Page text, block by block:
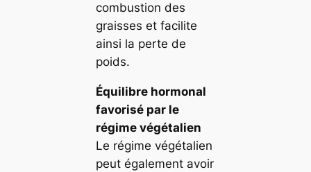
combustion des
graisses et facilite
ainsi la perte de
poids.
Équilibre hormonal
favorisé par le
régime végétalien
Le régime végétalien
peut également avoir